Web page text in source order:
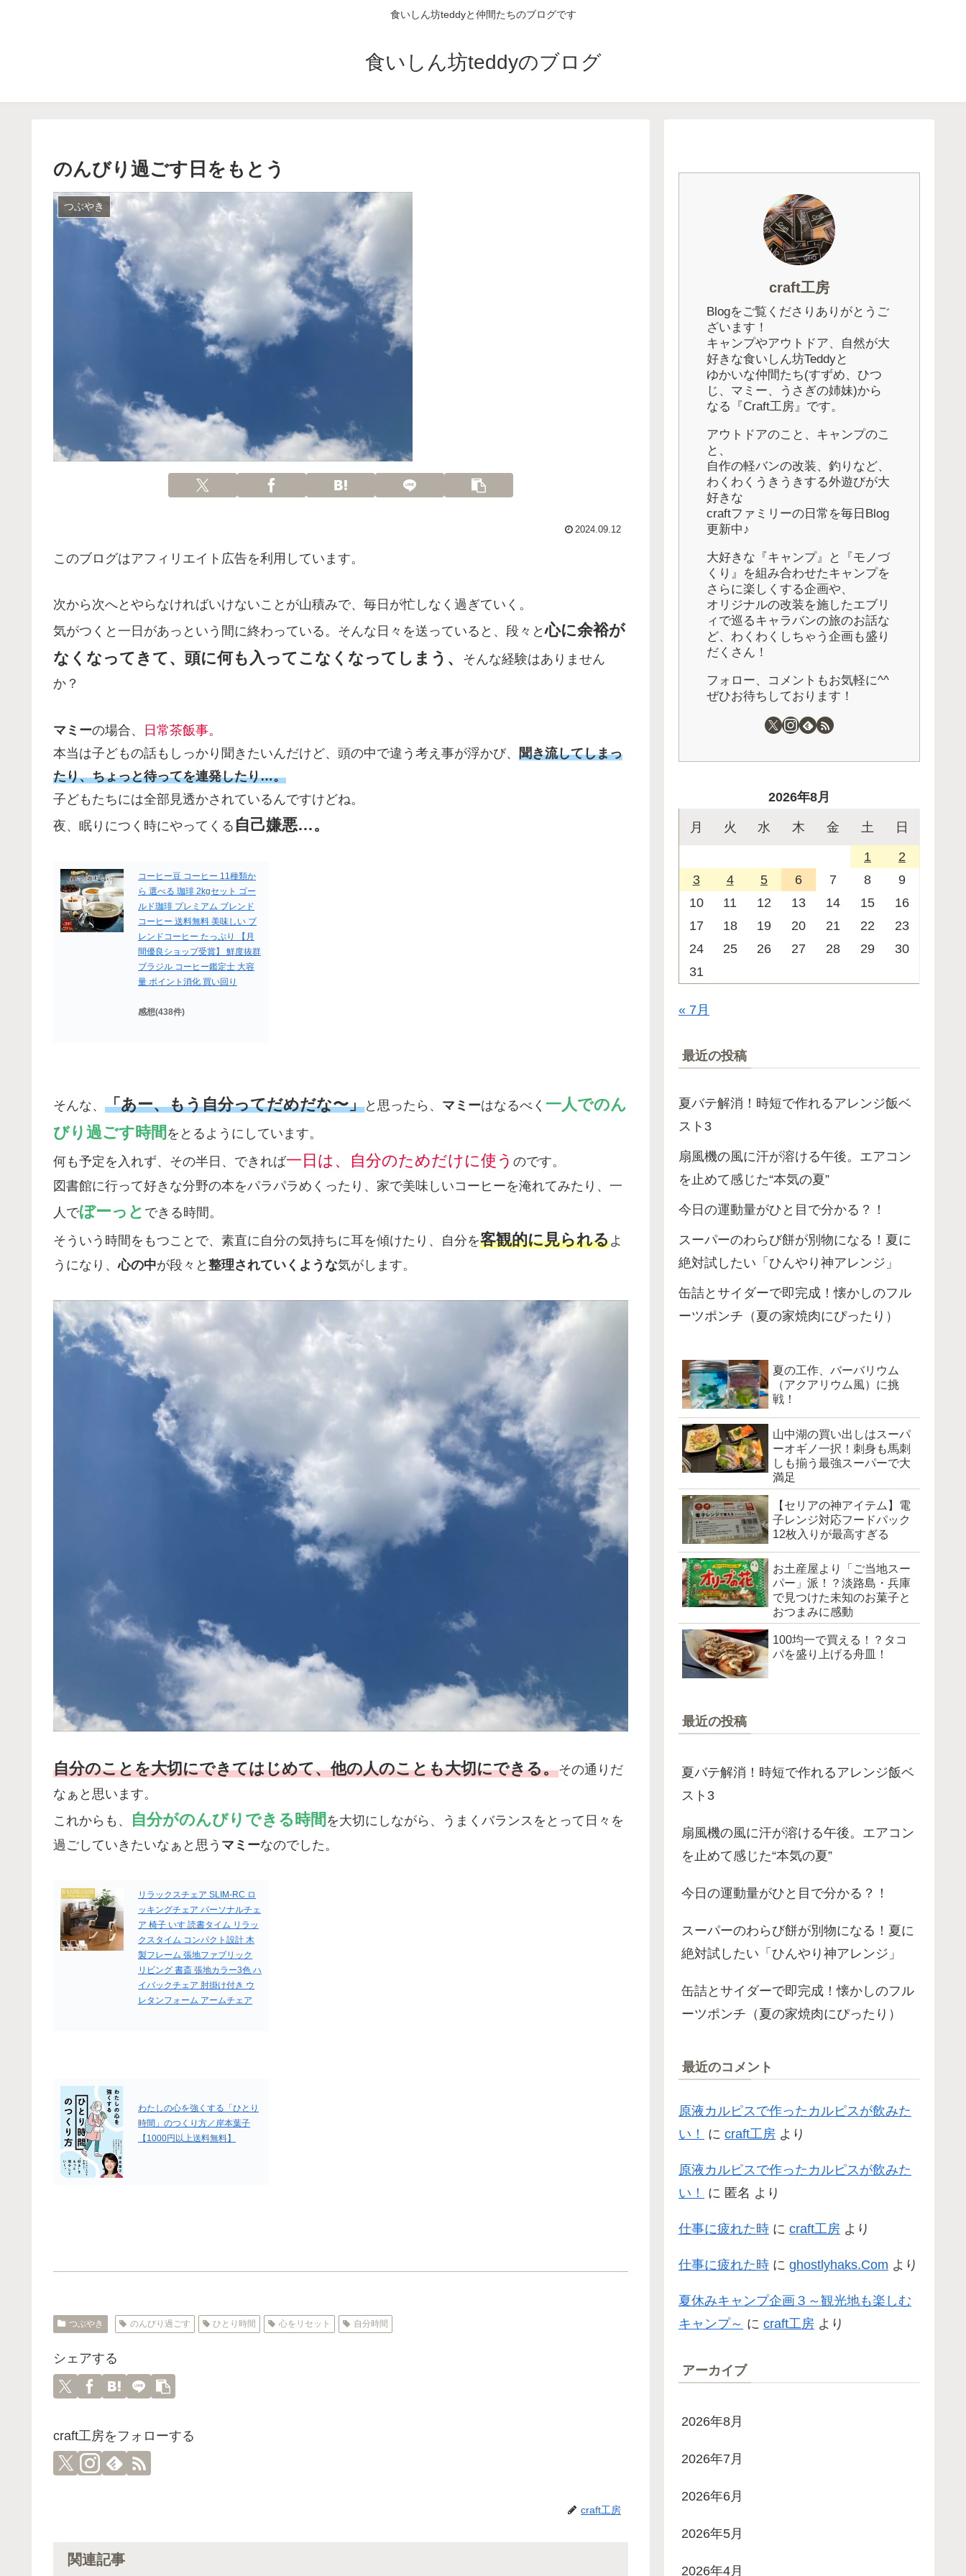
食いしん坊teddyと仲間たちのブログです
食いしん坊teddyのブログ
のんびり過ごす日をもとう
つぶやき
2024.09.12
このブログはアフィリエイト広告を利用しています。
次から次へとやらなければいけないことが山積みで、毎日が忙しなく過ぎていく。
気がつくと一日があっという間に終わっている。そんな日々を送っていると、段々と心に余裕が
なくなってきて、頭に何も入ってこなくなってしまう、
そんな経験はありません
か？
マミーの場合、
日常茶飯事。
本当は子どもの話もしっかり聞きたいんだけど、頭の中で違う考え事が浮かび、 聞き流してしまっ
たり、ちょっと待ってを連発したり…。
子どもたちには全部見透かされているんですけどね。
夜、眠りにつく時にやってくる 自己嫌悪…。
コーヒー豆 コーヒー 11種類か
ら 選べる 珈琲 2kgセット ゴー
ルド珈琲 プレミアム ブレンド
コーヒー 送料無料 美味しい ブ
レンドコーヒー たっぷり 【月
間優良ショップ受賞】 鮮度抜群
ブラジル コーヒー鑑定士 大容
量 ポイント消化 買い回り
感想(438件)
そんな、 「あー、もう自分ってだめだな〜」と思ったら、 マミーはなるべく 一人でのん
びり過ごす時間 をとるようにしています。
何も予定を入れず、その半日、できれば一日は、自分のためだけに使う のです。
図書館に行って好きな分野の本をパラパラめくったり、家で美味しいコーヒーを淹れてみたり、一
人でぼーっと できる時間。
そういう時間をもつことで、素直に自分の気持ちに耳を傾けたり、自分を客観的に見られるよ
うになり、心の中が段々と 整理されていくような気がします。
自分のことを大切にできてはじめて、他の人のことも大切にできる。その通りだ
なぁと思います。
これからも、
自分がのんびりできる時間 を大切にしながら、うまくバランスをとって日々を
過ごしていきたいなぁと思う マミーなのでした。
リラックスチェア SLIM-RC ロ
ッキングチェア パーソナルチェ
ア 椅子 いす 読書タイム リラッ
クスタイム コンパクト設計 木
製フレーム 張地ファブリック
リビング 書斎 張地カラー3色 ハ
イバックチェア 肘掛け付き ウ
レタンフォーム アームチェア
わたしの心を強くする「ひとり
時間」のつくり方／岸本葉子
【1000円以上送料無料】
つぶやき のんびり過ごす ひとり時間 心をリセット 自分時間
シェアする
craft工房をフォローする
craft工房
関連記事
craft工房
Blogをご覧くださりありがとうご
ざいます！
キャンプやアウトドア、自然が大
好きな食いしん坊Teddyと
ゆかいな仲間たち(すずめ、ひつ
じ、マミー、うさぎの姉妹)から
なる『Craft工房』です。
アウトドアのこと、キャンプのこ
と、
自作の軽バンの改装、釣りなど、
わくわくうきうきする外遊びが大
好きな
craftファミリーの日常を毎日Blog
更新中♪
大好きな『キャンプ』と『モノづ
くり』を組み合わせたキャンプを
さらに楽しくする企画や、
オリジナルの改装を施したエブリ
ィで巡るキャラバンの旅のお話な
ど、わくわくしちゃう企画も盛り
だくさん！
フォロー、コメントもお気軽に^^
ぜひお待ちしております！
2026年8月
月 火 水 木 金 土 日
1
2
3
4 5 6 7 8
9
10
11 12 13 14 15
16
17
18 19 20 21 22
23
24
25 26 27 28 29
30
31
« 7月
最近の投稿
夏バテ解消！時短で作れるアレンジ飯ベ
スト3
扇風機の風に汗が溶ける午後。エアコン
を止めて感じた“本気の夏”
今日の運動量がひと目で分かる？！
スーパーのわらび餅が別物になる！夏に
絶対試したい「ひんやり神アレンジ」
缶詰とサイダーで即完成！懐かしのフル
ーツポンチ（夏の家焼肉にぴったり）
夏の工作、バーバリウム
（アクアリウム風）に挑
戦！
山中湖の買い出しはスーパ
ーオギノ一択！刺身も馬刺
しも揃う最強スーパーで大
満足
【セリアの神アイテム】電
子レンジ対応フードパック
12枚入りが最高すぎる
お土産屋より「ご当地スー
パー」派！？淡路島・兵庫
で見つけた未知のお菓子と
おつまみに感動
100均一で買える！？タコ
パを盛り上げる舟皿！
最近の投稿
夏バテ解消！時短で作れるアレンジ飯ベ
スト3
扇風機の風に汗が溶ける午後。エアコン
を止めて感じた“本気の夏”
今日の運動量がひと目で分かる？！
スーパーのわらび餅が別物になる！夏に
絶対試したい「ひんやり神アレンジ」
缶詰とサイダーで即完成！懐かしのフル
ーツポンチ（夏の家焼肉にぴったり）
最近のコメント
原液カルピスで作ったカルピスが飲みた
い！
に craft工房 より
原液カルピスで作ったカルピスが飲みた
い！
に 匿名 より
仕事に疲れた時 に craft工房 より
仕事に疲れた時 に ghostlyhaks.Com より
夏休みキャンプ企画３～観光地も楽しむ
キャンプ～ に craft工房 より
アーカイブ
2026年8月
2026年7月
2026年6月
2026年5月
2026年4月